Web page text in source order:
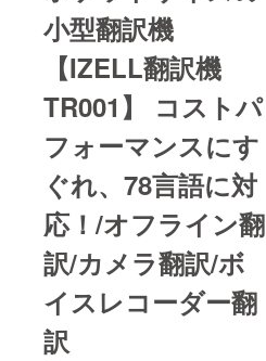
小型翻訳機
【IZELL翻訳機
TR001】 コストパ
フォーマンスにす
ぐれ、78言語に対
応！/オフライン翻
訳/カメラ翻訳/ボ
イスレコーダー翻
訳